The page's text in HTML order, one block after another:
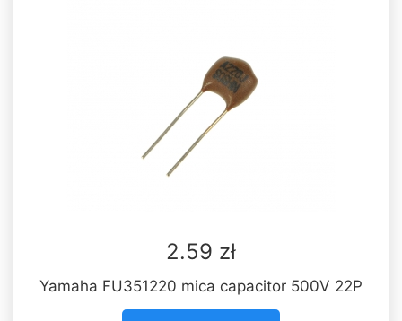
2.59 zł
Yamaha FU351220 mica capacitor 500V 22P